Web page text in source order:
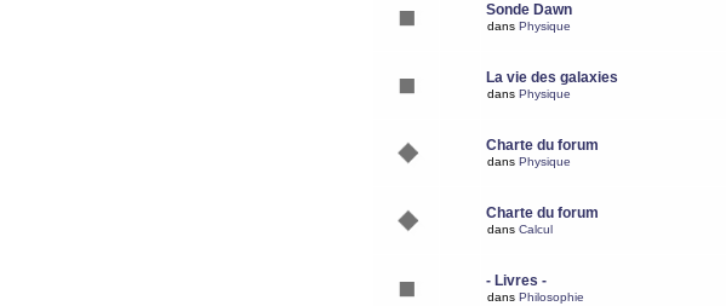
Sonde Dawn
dans Physique
La vie des galaxies
dans Physique
Charte du forum
dans Physique
Charte du forum
dans Calcul
- Livres -
dans Philosophie